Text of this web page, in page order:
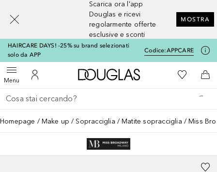
Scarica ora l'app
Douglas e ricevi
regolarmente offerte
esclusive e sconti
MOSTRA
HAIRCARE DAYS! -25% su brand selezionati
solo da APP
Codice:APPCARE
MenuApri menuAl Mio Account
A Douglas HomeAlla Mia
Al
Torna indietro
Esegui ricerca
Homepage Make up Sopracciglia Matite sopracciglia Miss
[navigation.slideout.screenreader]